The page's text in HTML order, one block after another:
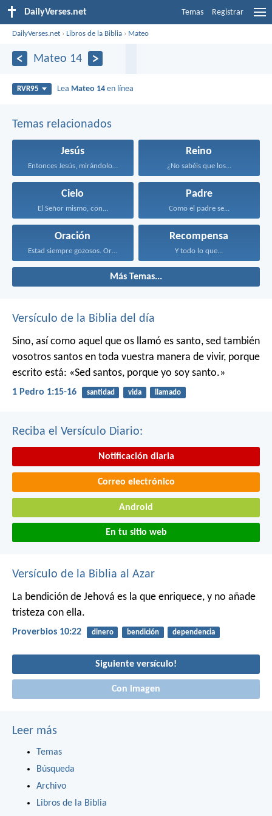
DailyVerses.net Temas Registrar
DailyVerses.net ›Libros de la Biblia › Mateo
Mateo 14
RVR95 Lea Mateo 14 en línea
Temas relacionados
Jesús
Entonces Jesús, mirándolos, dijo...
Reino
¿No sabéis que los...
Cielo
El Señor mismo, con...
Padre
Como el padre se...
Oración
Estad siempre gozosos. Orad...
Recompensa
Y todo lo que...
Más Temas...
Versículo de la Biblia del día
Sino, así como aquel que os llamó es santo, sed también
vosotros santos en toda vuestra manera de vivir, porque
escrito está: «Sed santos, porque yo soy santo.»
1 Pedro 1:15-16 santidad vida llamado
Reciba el Versículo Diario:
Notificación diaria
Correo electrónico
Android
En tu sitio web
Versículo de la Biblia al Azar
La bendición de Jehová es la que enriquece, y no añade
tristeza con ella.
Proverbios 10:22 dinero bendición dependencia
Siguiente versículo!
Con imagen
Leer más
Temas
Búsqueda
Archivo
Libros de la Biblia